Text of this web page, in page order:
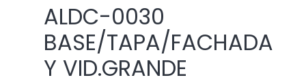
ALDC-0030
BASE/TAPA/FACHADA
Y VID.GRANDE